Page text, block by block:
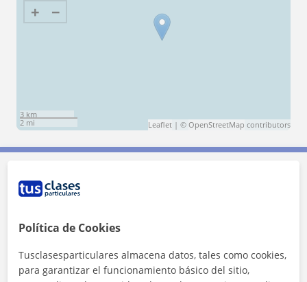
+ −
3 km
2 mi
Leaflet | © OpenStreetMap contributors
Contacta con Emma
Tarifa
1ª clase gratis
Política de Cookies
Tusclasesparticulares almacena datos, tales como cookies,
para garantizar el funcionamiento básico del sitio,